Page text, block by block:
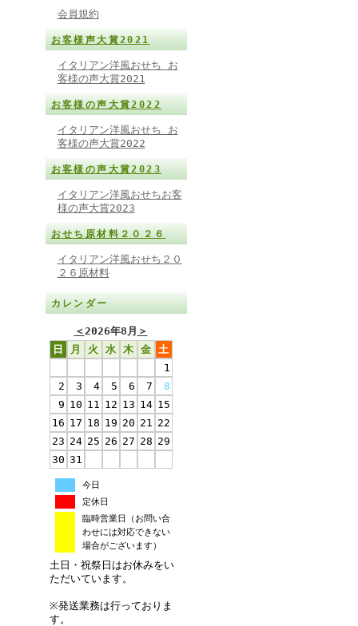
会員規約
お客様声大賞2021
イタリアン洋風おせち お
客様の声大賞2021
お客様の声大賞2022
イタリアン洋風おせち お
客様の声大賞2022
お客様の声大賞2023
イタリアン洋風おせちお客
様の声大賞2023
おせち原材料２０２６
イタリアン洋風おせち２０
２６原材料
カレンダー
＜2026年8月 ＞
日
月 火 水 木 金 土
1
2
3 4 5 6 7
8
9 10 11 12 13 14 15
16 17 18 19 20 21 22
23 24 25 26 27 28 29
30 31
今日
定休日
臨時営業日（お問い合
わせには対応できない
場合がございます）
土日・祝祭日はお休みをい
ただいています。
※発送業務は行っておりま
す。